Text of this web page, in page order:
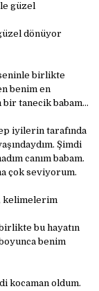
güzel
dönüyor
birlikte
benim en
tanecik babam…
iyilerin tarafında
Şimdi
canım babam.
çok seviyorum.
kelimelerim
bu hayatın
benim
kocaman oldum.